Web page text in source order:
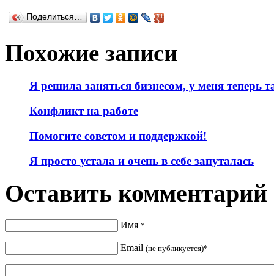
Поделиться…
Похожие записи
Я решила заняться бизнесом, у меня теперь
Конфликт на работе
Помогите советом и поддержкой!
Я просто устала и очень в себе запуталась
Оставить комментарий
Имя *
Email (не публикуется)*